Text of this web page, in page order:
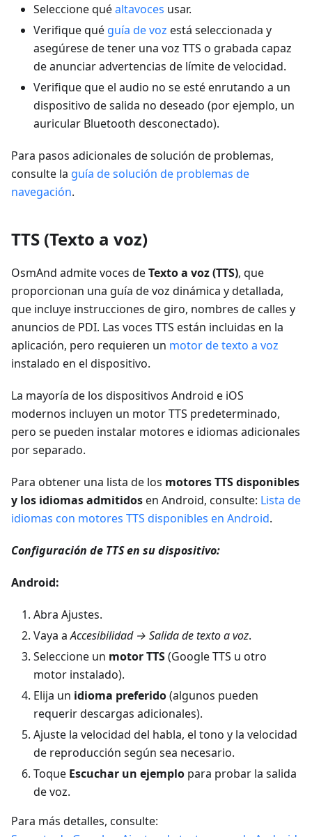
Seleccione quéaltavoces usar.
Verifique qué guía de voz está seleccionada y
asegúrese de tener una voz TTS o grabada capaz
de anunciar advertencias de límite de velocidad.
Verifique que el audio no se esté enrutando a un
dispositivo de salida no deseado (por ejemplo, un
auricular Bluetooth desconectado).
Para pasos adicionales de solución de problemas,
consulte la guía de solución de problemas de
navegación.
TTS (Texto a voz)
OsmAnd admite voces deTexto a voz (TTS), que
proporcionan una guía de voz dinámica y detallada,
que incluye instrucciones de giro, nombres de calles y
anuncios de PDI. Las voces TTS están incluidas en la
aplicación, pero requieren un motor de texto a voz
instalado en el dispositivo.
La mayoría de los dispositivos Android e iOS
modernos incluyen un motor TTS predeterminado,
pero se pueden instalar motores e idiomas adicionales
por separado.
Para obtener una lista de los motores TTS disponibles
y los idiomas admitidosen Android, consulte: Lista de
idiomas con motores TTS disponibles en Android.
Configuración de TTS en su dispositivo:
Android:
Abra Ajustes.
Vaya aAccesibilidad → Salida de texto a voz.
Seleccione un motor TTS(Google TTS u otro
motor instalado).
Elija un idioma preferido(algunos pueden
requerir descargas adicionales).
Ajuste la velocidad del habla, el tono y la velocidad
de reproducción según sea necesario.
Toque Escuchar un ejemplo para probar la salida
de voz.
Para más detalles, consulte: